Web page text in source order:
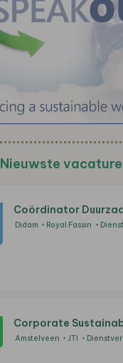
Nieuwste
Coördinator
Didam Royal Fassin
Corporate
Amstelveen JTI